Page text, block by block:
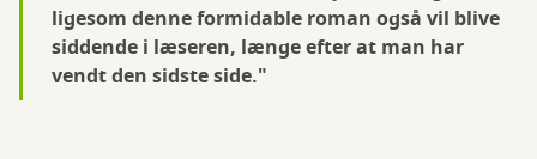
ligesom denne formidable roman også vil blive
siddende i læseren, længe efter at man har
vendt den sidste side."